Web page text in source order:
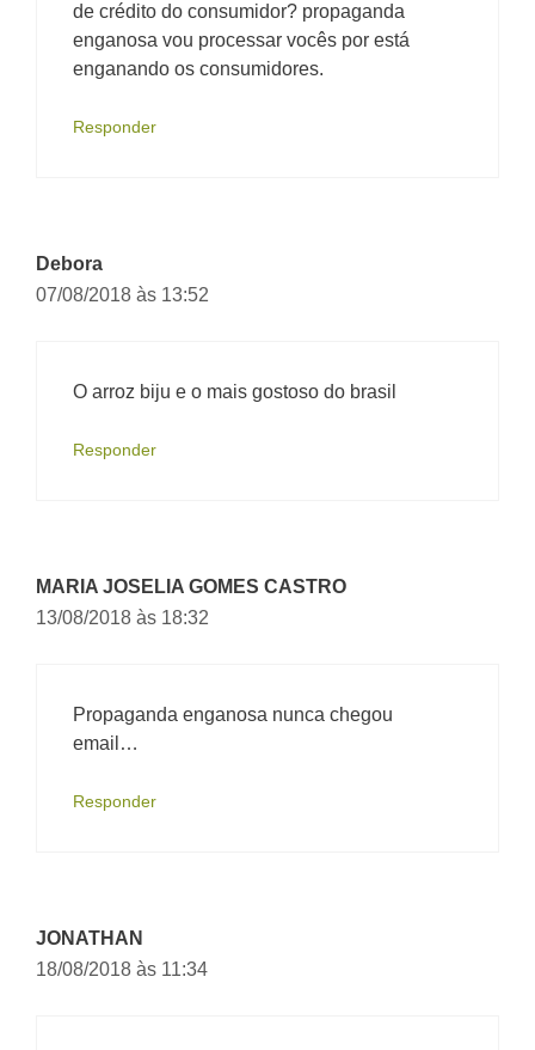
de crédito do consumidor? propaganda
enganosa vou processar vocês por está
enganando os consumidores.
Responder
Debora
07/08/2018 às 13:52
O arroz biju e o mais gostoso do brasil
Responder
MARIA JOSELIA GOMES CASTRO
13/08/2018 às 18:32
Propaganda enganosa nunca chegou
email…
Responder
JONATHAN
18/08/2018 às 11:34